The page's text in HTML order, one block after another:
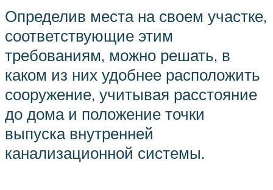
Определив места на своем участке,
соответствующие этим
требованиям, можно решать, в
каком из них удобнее расположить
сооружение, учитывая расстояние
до дома и положение точки
выпуска внутренней
канализационной системы.